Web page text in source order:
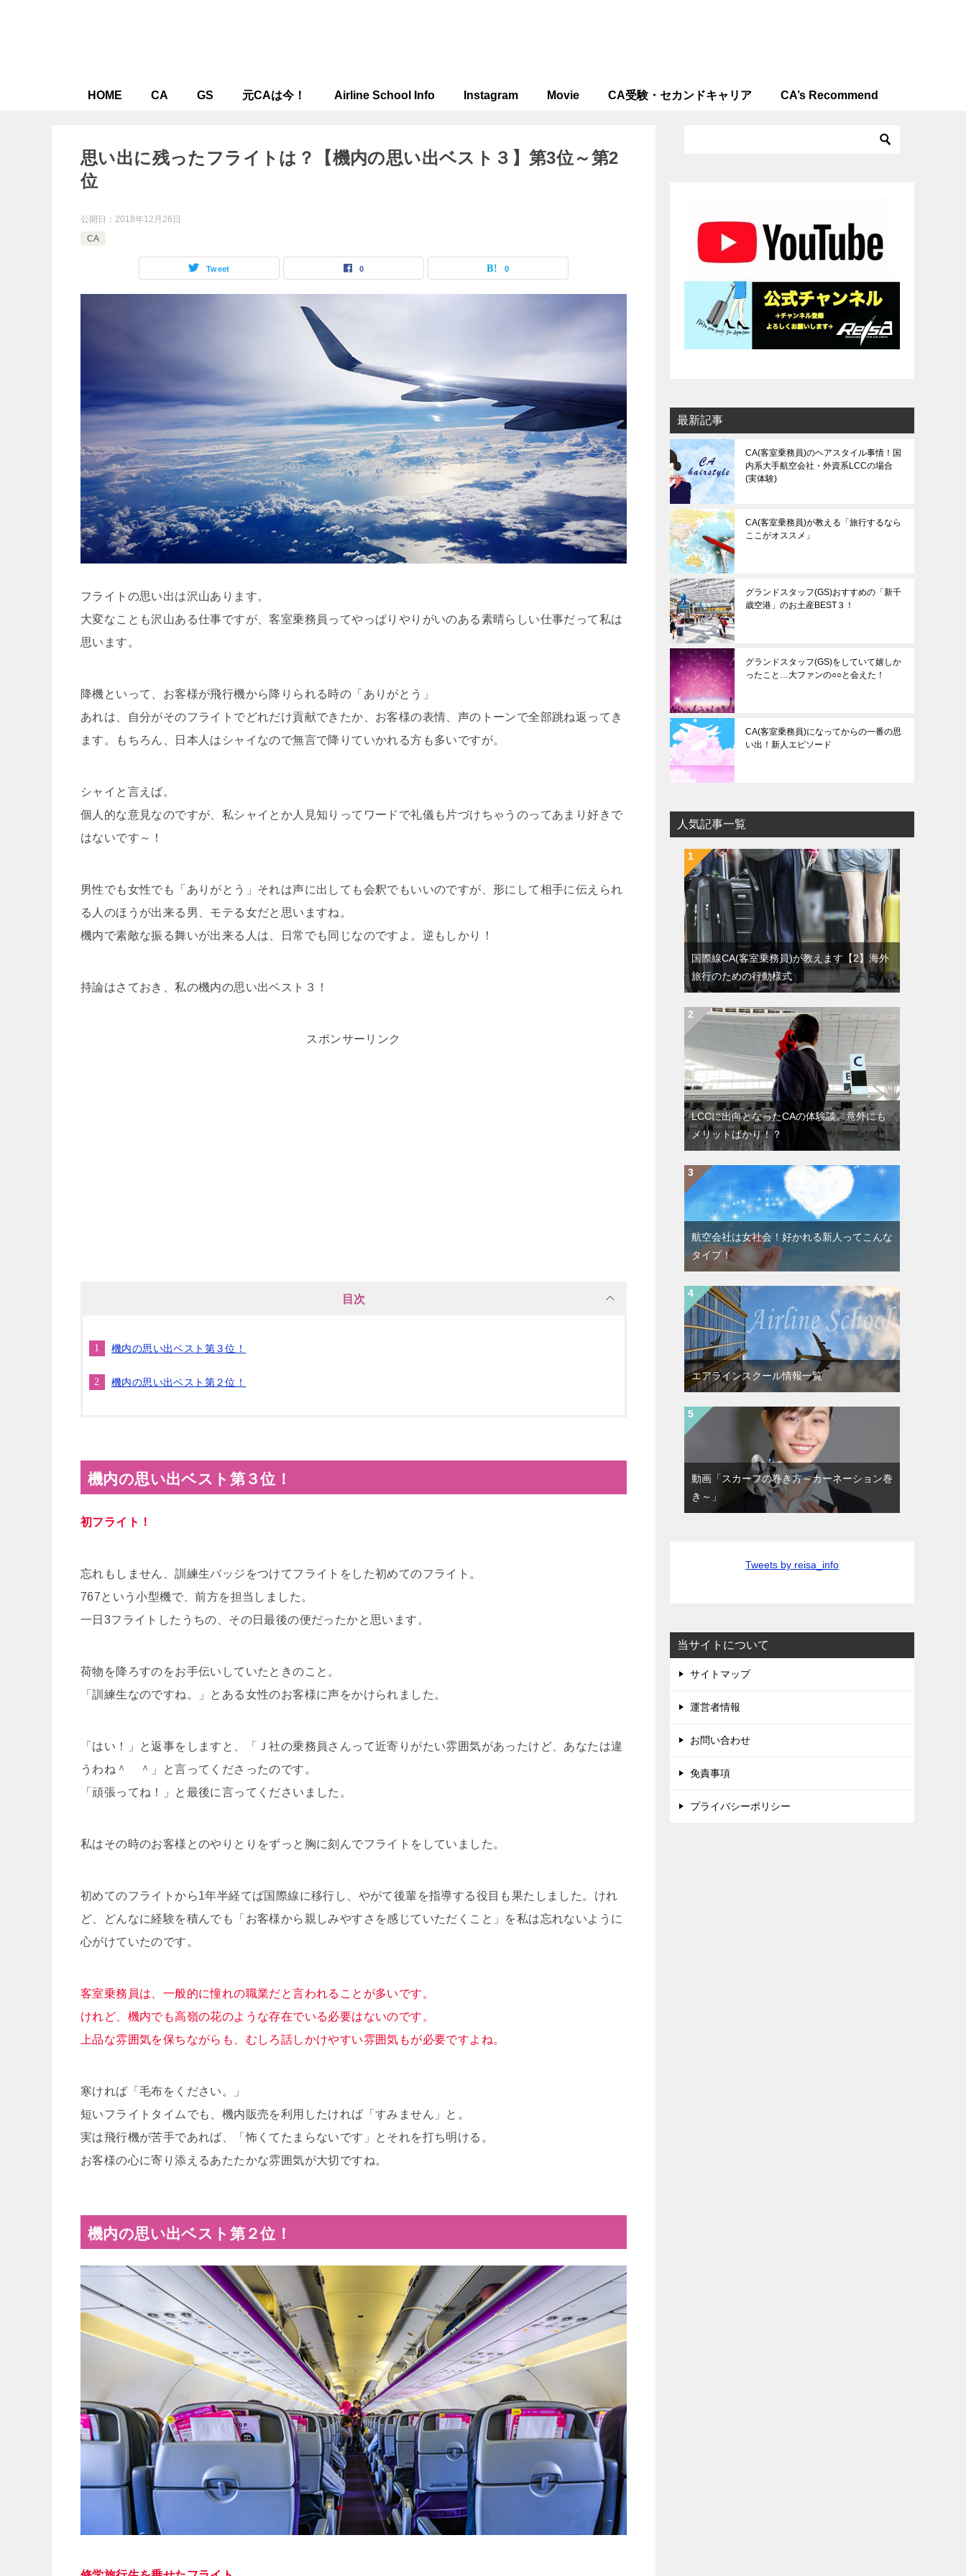
HOME CA GS 元CAは今！ Airline School Info Instagram Movie CA受験・セカンドキャリア CA’s Recommend
思い出に残ったフライトは？【機内の思い出ベスト３】第3位～第2
位
公開日： 2018年12月26日
CA
Tweet 0 0
フライトの思い出は沢山あります。
大変なことも沢山ある仕事ですが、客室乗務員ってやっぱりやりがいのある素晴らしい仕事だって私は
思います。
降機といって、お客様が飛行機から降りられる時の「ありがとう」
あれは、自分がそのフライトでどれだけ貢献できたか、お客様の表情、声のトーンで全部跳ね返ってき
ます。もちろん、日本人はシャイなので無言で降りていかれる方も多いですが。
シャイと言えば。
個人的な意見なのですが、私シャイとか人見知りってワードで礼儀も片づけちゃうのってあまり好きで
はないです～！
男性でも女性でも「ありがとう」それは声に出しても会釈でもいいのですが、形にして相手に伝えられ
る人のほうが出来る男、モテる女だと思いますね。
機内で素敵な振る舞いが出来る人は、日常でも同じなのですよ。逆もしかり！
持論はさておき、私の機内の思い出ベスト３！
スポンサーリンク
目次
機内の思い出ベスト第３位！
機内の思い出ベスト第２位！
機内の思い出ベスト第３位！
初フライト！
忘れもしません、訓練生バッジをつけてフライトをした初めてのフライト。
767という小型機で、前方を担当しました。
一日3フライトしたうちの、その日最後の便だったかと思います。
荷物を降ろすのをお手伝いしていたときのこと。
「訓練生なのですね。」とある女性のお客様に声をかけられました。
「はい！」と返事をしますと、「Ｊ社の乗務員さんって近寄りがたい雰囲気があったけど、あなたは違
うわね＾ ＾」と言ってくださったのです。
「頑張ってね！」と最後に言ってくださいました。
私はその時のお客様とのやりとりをずっと胸に刻んでフライトをしていました。
初めてのフライトから1年半経てば国際線に移行し、やがて後輩を指導する役目も果たしました。けれ
ど、どんなに経験を積んでも「お客様から親しみやすさを感じていただくこと」を私は忘れないように
心がけていたのです。
客室乗務員は、一般的に憧れの職業だと言われることが多いです。
けれど、機内でも高嶺の花のような存在でいる必要はないのです。
上品な雰囲気を保ちながらも、むしろ話しかけやすい雰囲気もが必要ですよね。
寒ければ「毛布をください。」
短いフライトタイムでも、機内販売を利用したければ「すみません」と。
実は飛行機が苦手であれば、「怖くてたまらないです」とそれを打ち明ける。
お客様の心に寄り添えるあたたかな雰囲気が大切ですね。
機内の思い出ベスト第２位！
最新記事
CA(客室乗務員)のヘアスタイル事情！国
内系大手航空会社・外資系LCCの場合
(実体験)
CA(客室乗務員)が教える「旅行するなら
ここがオススメ」
グランドスタッフ(GS)おすすめの「新千
歳空港」のお土産BEST３！
グランドスタッフ(GS)をしていて嬉しか
ったこと…大ファンの○○と会えた！
CA(客室乗務員)になってからの一番の思
い出！新人エピソード
人気記事一覧
国際線CA(客室乗務員)が教えます【2】海外
旅行のための行動様式
LCCに出向となったCAの体験談。意外にも
メリットばかり！？
航空会社は女社会！好かれる新人ってこんな
タイプ！
エアラインスクール情報一覧
動画「スカーフの巻き方～カーネーション巻
き～」
Tweets by reisa_info
当サイトについて
サイトマップ
運営者情報
お問い合わせ
免責事項
プライバシーポリシー